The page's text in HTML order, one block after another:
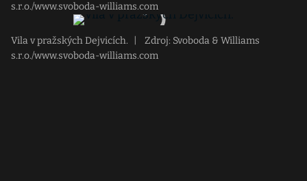
s.r.o./www.svoboda-williams.com
Vila v pražských Dejvicích.
Zdroj: Svoboda & Williams
s.r.o./www.svoboda-williams.com